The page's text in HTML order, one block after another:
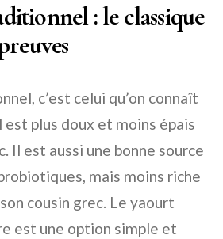
: le classique
c’est celui qu’on connaît
plus doux et moins épais
Il est aussi une bonne source
mais moins riche
cousin grec. Le yaourt
est une option simple et